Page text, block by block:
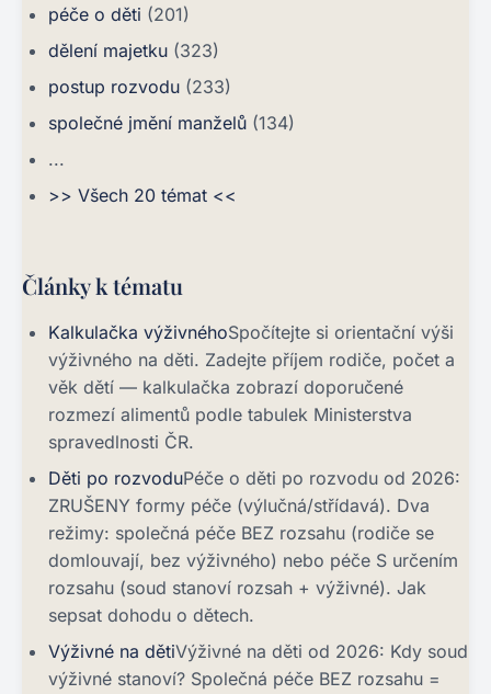
péče o děti (201)
dělení majetku (323)
postup rozvodu (233)
společné jmění manželů (134)
...
>> Všech 20 témat <<
Články k tématu
Kalkulačka výživnéhoSpočítejte si orientační výši
výživného na děti. Zadejte příjem rodiče, počet a
věk dětí — kalkulačka zobrazí doporučené
rozmezí alimentů podle tabulek Ministerstva
spravedlnosti ČR.
Děti po rozvoduPéče o děti po rozvodu od 2026:
ZRUŠENY formy péče (výlučná/střídavá). Dva
režimy: společná péče BEZ rozsahu (rodiče se
domlouvají, bez výživného) nebo péče S určením
rozsahu (soud stanoví rozsah + výživné). Jak
sepsat dohodu o dětech.
Výživné na dětiVýživné na děti od 2026: Kdy soud
výživné stanoví? Společná péče BEZ rozsahu =